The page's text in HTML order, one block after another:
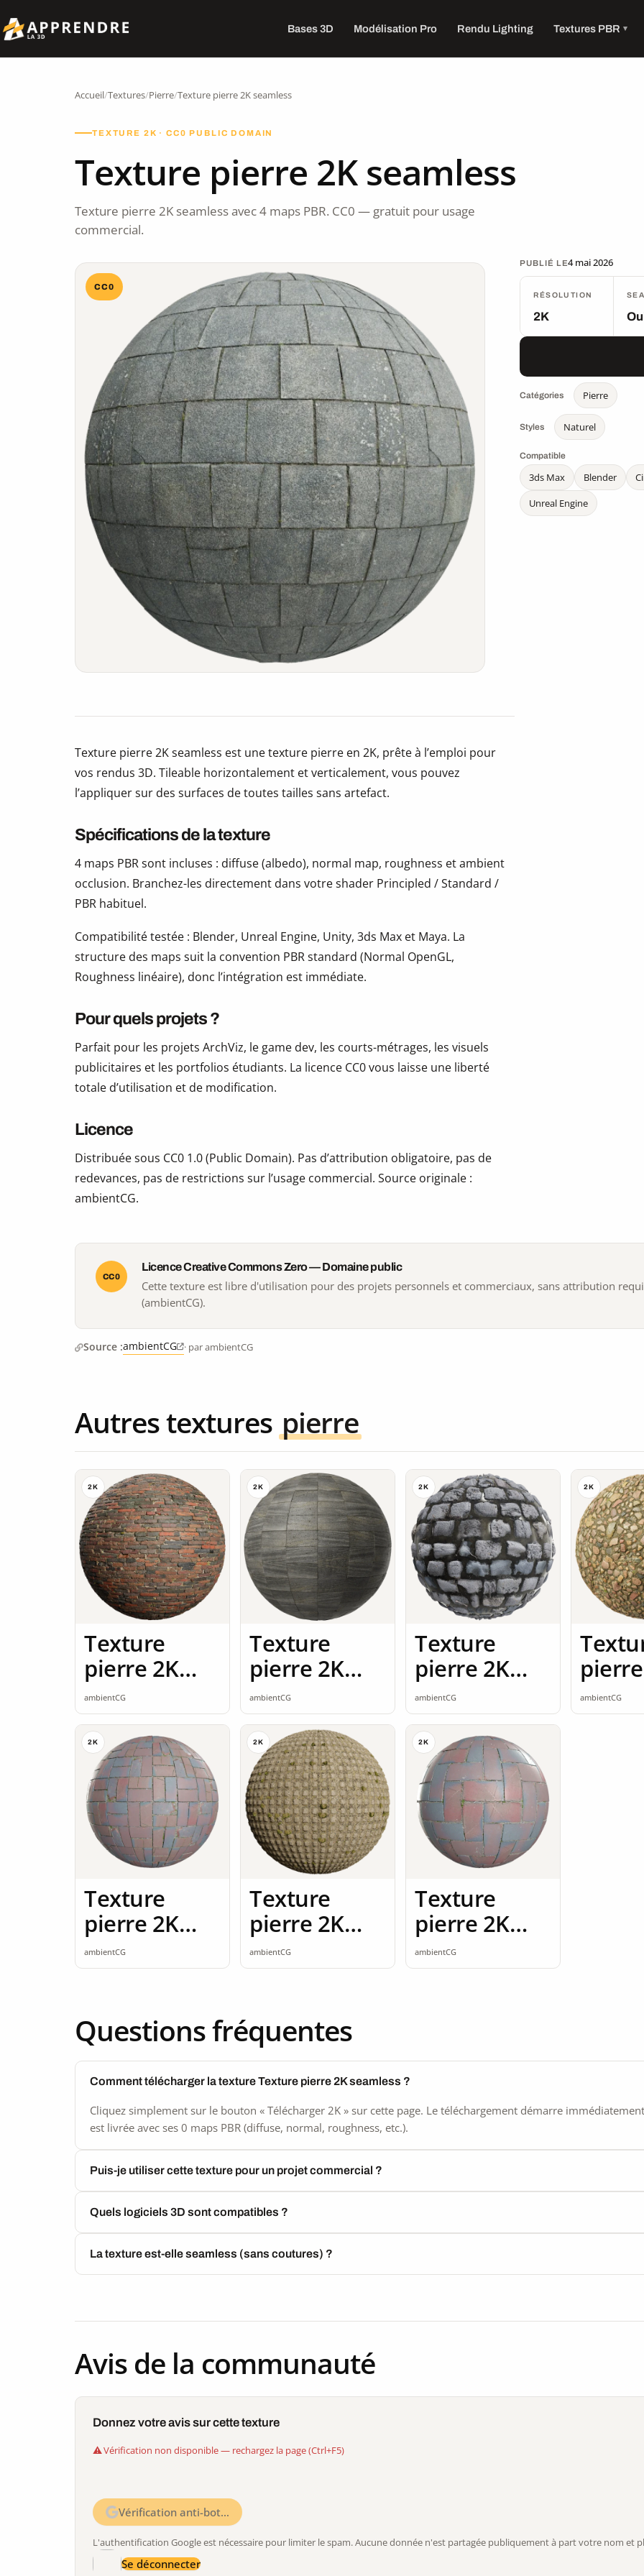
Bases 3D Modélisation Pro Rendu Lighting Textures PBR
Accueil/Textures/Pierre/Texture pierre 2K seamless
TEXTURE 2K · CC0 PUBLIC DOMAIN
Texture pierre 2K seamless
Texture pierre 2K seamless avec 4 maps PBR. CC0 — gratuit pour usage
commercial.
CC0
PUBLIÉ LE4 mai 2026
RÉSOLUTION
2K
Catégories Pierre
Styles Naturel
Compatible
3ds Max Blender
Unreal Engine
Texture pierre 2K seamless est une texture pierre en 2K, prête à l’emploi pour
vos rendus 3D. Tileable horizontalement et verticalement, vous pouvez
l’appliquer sur des surfaces de toutes tailles sans artefact.
Spécifications de la texture
4 maps PBR sont incluses : diffuse (albedo), normal map, roughness et ambient
occlusion. Branchez-les directement dans votre shader Principled / Standard /
PBR habituel.
Compatibilité testée : Blender, Unreal Engine, Unity, 3ds Max et Maya. La
structure des maps suit la convention PBR standard (Normal OpenGL,
Roughness linéaire), donc l’intégration est immédiate.
Pour quels projets ?
Parfait pour les projets ArchViz, le game dev, les courts-métrages, les visuels
publicitaires et les portfolios étudiants. La licence CC0 vous laisse une liberté
totale d’utilisation et de modification.
Licence
Distribuée sous CC0 1.0 (Public Domain). Pas d’attribution obligatoire, pas de
redevances, pas de restrictions sur l’usage commercial. Source originale :
ambientCG.
CC0
Licence Creative Commons Zero — Domaine public
Cette texture est libre d'utilisation pour des projets personnels et commerciaux, sans attribution
(ambientCG).
Source :ambientCG · par ambientCG
Autres textures pierre
2K
Texture
pierre 2K
seamless
ambientCG
2K
Texture
pierre 2K
seamless
ambientCG
2K
Texture
pierre 2K
seamless
ambientCG
2K
ambientCG
2K
Texture
pierre 2K
seamless
ambientCG
2K
Texture
pierre 2K
seamless
ambientCG
2K
Texture
pierre 2K
seamless
ambientCG
Questions fréquentes
Comment télécharger la texture Texture pierre 2K seamless ?
Cliquez simplement sur le bouton « Télécharger 2K » sur cette page. Le téléchargement démarre
est livrée avec ses 0 maps PBR (diffuse, normal, roughness, etc.).
Puis-je utiliser cette texture pour un projet commercial ?
Quels logiciels 3D sont compatibles ?
La texture est-elle seamless (sans coutures) ?
Avis de la communauté
Donnez votre avis sur cette texture
Vérification non disponible — rechargez la page (Ctrl+F5)
Vérification anti-bot…
L'authentification Google est nécessaire pour limiter le spam. Aucune donnée n'est partagée publiquement à part votre nom et
Se déconnecter